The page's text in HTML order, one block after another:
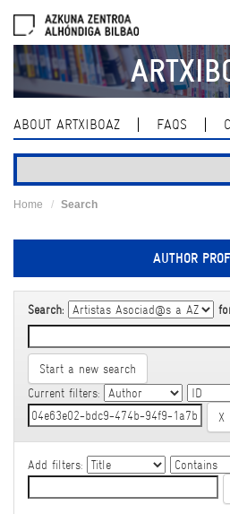
navigation
ABOUT ARTXIBOAZ FAQS
Home Search
AUTHOR
Search:
Start a new search
Current filters:
Add filters: